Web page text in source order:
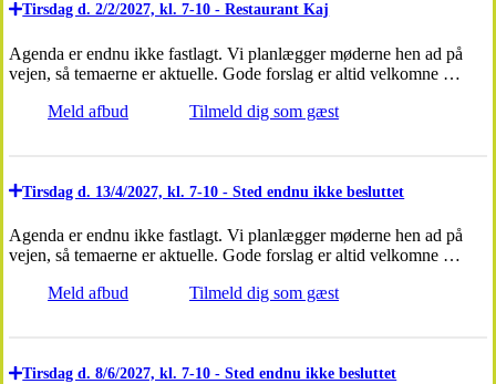
Tirsdag d. 2/2/2027, kl. 7-10 - Restaurant Kaj
Agenda er endnu ikke fastlagt. Vi planlægger møderne hen ad på
vejen, så temaerne er aktuelle. Gode forslag er altid velkomne …
Meld afbud
Tilmeld dig som gæst
Tirsdag d. 13/4/2027, kl. 7-10 - Sted endnu ikke besluttet
Agenda er endnu ikke fastlagt. Vi planlægger møderne hen ad på
vejen, så temaerne er aktuelle. Gode forslag er altid velkomne …
Meld afbud
Tilmeld dig som gæst
Tirsdag d. 8/6/2027, kl. 7-10 - Sted endnu ikke besluttet